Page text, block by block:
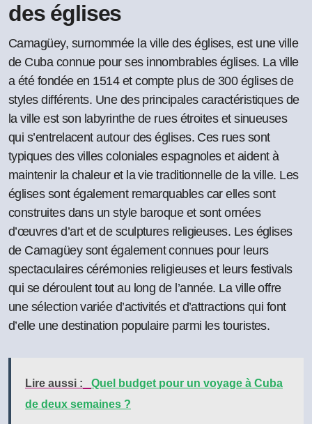
des églises
Camagüey, surnommée la ville des églises, est une ville
de Cuba connue pour ses innombrables églises. La ville
a été fondée en 1514 et compte plus de 300 églises de
styles différents. Une des principales caractéristiques de
la ville est son labyrinthe de rues étroites et sinueuses
qui s’entrelacent autour des églises. Ces rues sont
typiques des villes coloniales espagnoles et aident à
maintenir la chaleur et la vie traditionnelle de la ville. Les
églises sont également remarquables car elles sont
construites dans un style baroque et sont ornées
d’œuvres d’art et de sculptures religieuses. Les églises
de Camagüey sont également connues pour leurs
spectaculaires cérémonies religieuses et leurs festivals
qui se déroulent tout au long de l’année. La ville offre
une sélection variée d’activités et d’attractions qui font
d’elle une destination populaire parmi les touristes.
Lire aussi :
Quel budget pour un voyage à Cuba
de deux semaines ?